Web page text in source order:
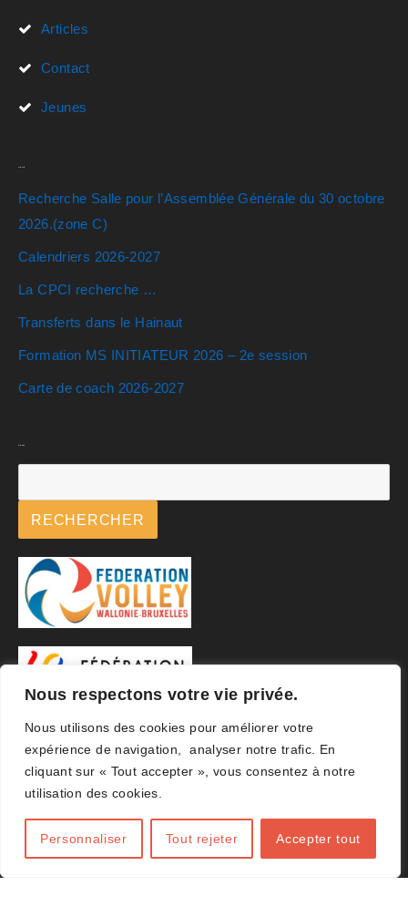
Nous respectons votre vie privée.
Nous utilisons des cookies pour améliorer votre
expérience de navigation, analyser notre trafic. En
cliquant sur « Tout accepter », vous consentez à notre
utilisation des cookies.
Personnaliser Tout rejeter Accepter tout
Articles
Contact
Jeunes
Recherche Salle pour l’Assemblée Générale du 30 octobre
2026.(zone C)
Calendriers 2026-2027
La CPCI recherche …
Transferts dans le Hainaut
Formation MS INITIATEUR 2026 – 2e session
Carte de coach 2026-2027
RECHERCHER